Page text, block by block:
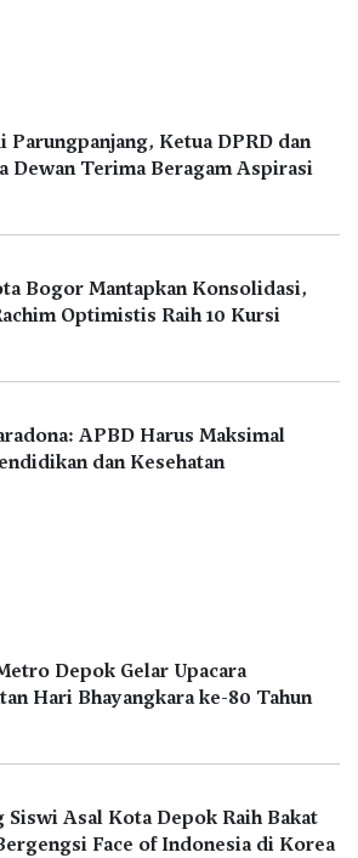
Parungpanjang, Ketua DPRD dan
Dewan Terima Beragam Aspirasi
Bogor Mantapkan Konsolidasi,
Optimistis Raih 10 Kursi
APBD Harus Maksimal
dan Kesehatan
Depok Gelar Upacara
Hari Bhayangkara ke-80 Tahun
Siswi Asal Kota Depok Raih Bakat
Face of Indonesia di Korea